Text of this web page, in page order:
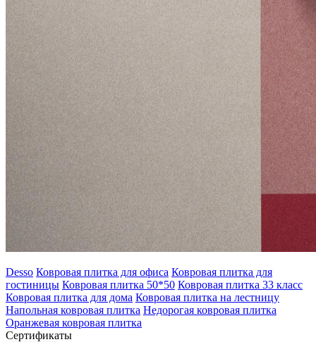
Desso Ковровая плитка для офиса Ковровая плитка для
гостиницы Ковровая плитка 50*50 Ковровая плитка 33 класс
Ковровая плитка для дома Ковровая плитка на лестницу
Напольная ковровая плитка Недорогая ковровая плитка
Оранжевая ковровая плитка
Сертификаты